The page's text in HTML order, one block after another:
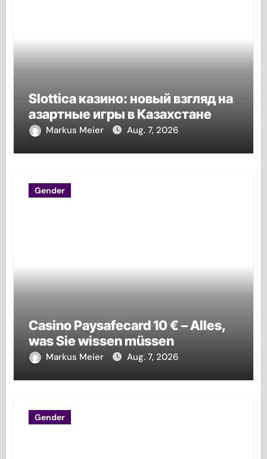
Slottica казино: новый взгляд на
азартные игры в Казахстане
Markus Meier Aug. 7, 2026
Gender
Casino Paysafecard 10 € – Alles,
was Sie wissen müssen
Markus Meier Aug. 7, 2026
Gender